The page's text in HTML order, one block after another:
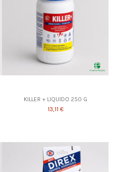
KILLER + LIQUIDO 250 G
13,11 €